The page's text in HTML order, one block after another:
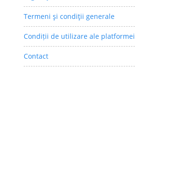
Termeni şi condiţii generale
Condiții de utilizare ale platformei
Contact